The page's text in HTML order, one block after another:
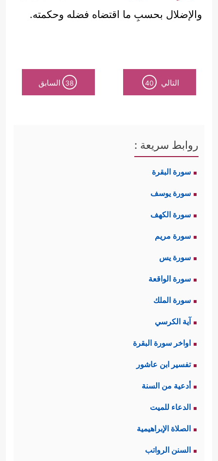
والإضلال بحسبِ ما اقتضاه فضله وحكمته.
التالي 40
38 السابق
روابط سريعة :
سورة البقرة
سورة يوسف
سورة الكهف
سورة مريم
سورة يس
سورة الواقعة
سورة الملك
آية الكرسي
اواخر سورة البقرة
تفسير ابن عاشور
أدعية من السنة
الدعاء للميت
الصلاة الإبراهيمية
السنن الرواتب